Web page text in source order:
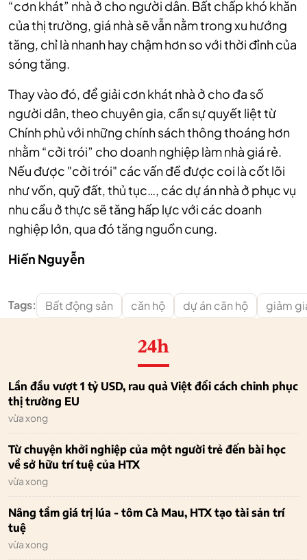
“cơn khát” nhà ở cho người dân. Bất chấp khó khăn
của thị trường, giá nhà sẽ vẫn nằm trong xu hướng
tăng, chỉ là nhanh hay chậm hơn so với thời đỉnh của
sóng tăng.
Thay vào đó, để giải cơn khát nhà ở cho đa số
người dân, theo chuyên gia, cần sự quyết liệt từ
Chính phủ với những chính sách thông thoáng hơn
nhằm “cởi trói” cho doanh nghiệp làm nhà giá rẻ.
Nếu được "cởi trói" các vấn đề được coi là cốt lõi
như vốn, quỹ đất, thủ tục…, các dự án nhà ở phục vụ
nhu cầu ở thực sẽ tăng hấp lực với các doanh
nghiệp lớn, qua đó tăng nguồn cung.
Hiến Nguyễn
Tags: Bất động sản căn hộ dự án căn hộ giảm
24h
Lần đầu vượt 1 tỷ USD, rau quả Việt đổi cách chinh phục
thị trường EU
vừa xong
Từ chuyện khởi nghiệp của một người trẻ đến bài học
về sở hữu trí tuệ của HTX
vừa xong
Nâng tầm giá trị lúa - tôm Cà Mau, HTX tạo tài sản trí
tuệ
vừa xong